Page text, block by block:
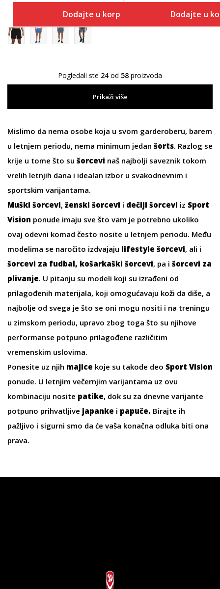
Dodajte u korpu Dodajte u
Pogledali ste 24 od 58 proizvoda
Prikaži više
Mislimo da nema osobe koja u svom garderoberu, barem
u letnjem periodu, nema minimum jedan šorts. Razlog se
krije u tome što su šorcevi naš najbolji saveznik tokom
vrelih letnjih dana i idealan izbor u svakodnevnim i
sportskim varijantama.
Muški šorcevi, ženski šorcevi i dečiji šorcevi iz Sport
Vision ponude imaju sve što vam je potrebno ukoliko
ovaj odevni komad često nosite u letnjem periodu. Među
modelima se naročito izdvajaju lifestyle šorcevi, ali i
šorcevi za fudbal, košarkaški šorcevi, pa i šorcevi za
plivanje. U pitanju su modeli koji su izrađeni od
prilagođenih materijala, koji omogućavaju koži da diše, a
najbolje od svega je što se oni mogu nositi i na treningu
u zimskom periodu, upravo zbog toga što su njihove
performanse potpuno prilagođene različitim
vremenskim uslovima.
Ponesite uz njih majice koje su takođe deo Sport Vision
ponude. U letnjim večernjim varijantama uz ovu
kombinaciju nosite patike, dok su za dnevne varijante
potpuno prihvatljive japanke i papuče. Birajte ih
pažljivo i sigurni smo da će vaša konačna odluka biti ona
prava.